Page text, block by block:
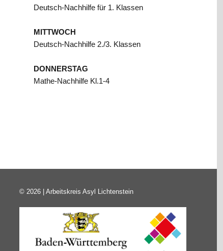
Deutsch-Nachhilfe für 1. Klassen
MITTWOCH
Deutsch-Nachhilfe 2./3. Klassen
DONNERSTAG
Mathe-Nachhilfe Kl.1-4
© 2026 | Arbeitskreis Asyl Lichtenstein